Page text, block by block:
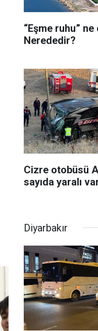
“Eşme ruhu”
Nerededir?
Cizre otobüsü
sayıda yaralı
Diyarbakır